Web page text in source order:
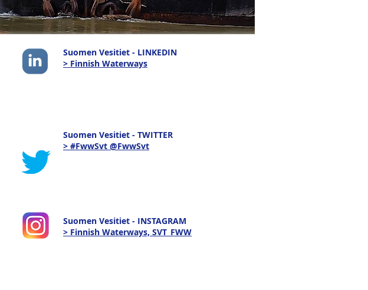
Suomen Vesitiet - LINKEDIN
> Finnish Waterways
Suomen Vesitiet - TWITTER
> #FwwSvt @FwwSvt
Suomen Vesitiet - INSTAGRAM
> Finnish Waterways, SVT_FWW